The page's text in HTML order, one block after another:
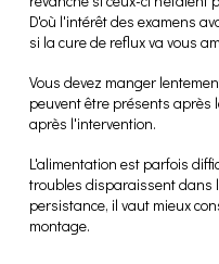
D'où l'intérêt des examens
si la cure de reflux va vous
Vous devez manger
peuvent être présents
après l'intervention.
L'alimentation est parfois
troubles disparaissent dans
persistance, il vaut mieux
montage.